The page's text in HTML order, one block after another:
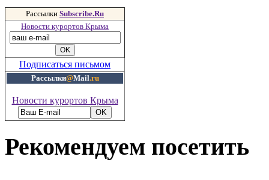
Рассылки Subscribe.Ru
Новости курортов Крыма
Подписаться письмом
Рассылки@Mail.ru
Новости курортов Крыма
Рекомендуем посетить